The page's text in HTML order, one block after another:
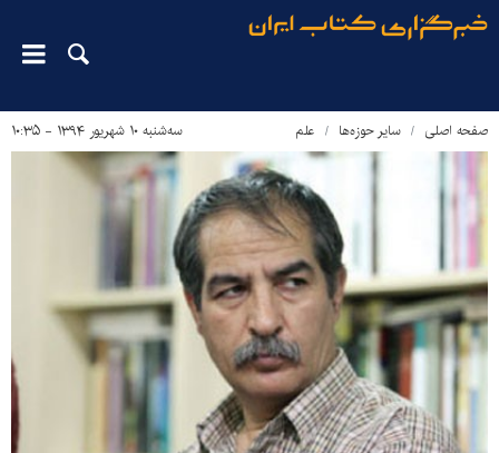
صفحه اصلی سایر حوزه‌ها علم سه‌شنبه ۱۰ شهریور ۱۳۹۴ - ۱۰:۳۵